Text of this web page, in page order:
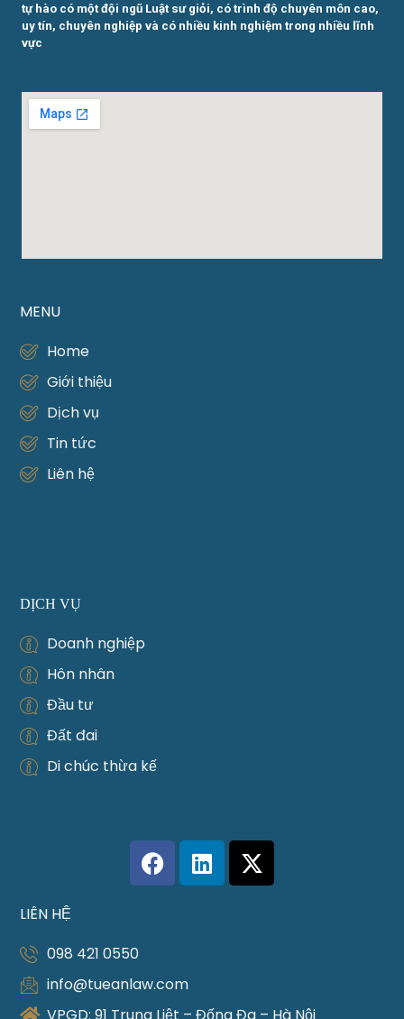
tự hào có một đội ngũ Luật sư giỏi, có trình độ chuyên môn cao,
uy tín, chuyên nghiệp và có nhiều kinh nghiệm trong nhiều lĩnh
vực
MENU
Home
Giới thiệu
Dịch vụ
Tin tức
Liên hệ
DỊCH VỤ
Doanh nghiệp
Hôn nhân
Đầu tư
Đất đai
Di chúc thừa kế
LIÊN HỆ
098 421 0550
info@tueanlaw.com